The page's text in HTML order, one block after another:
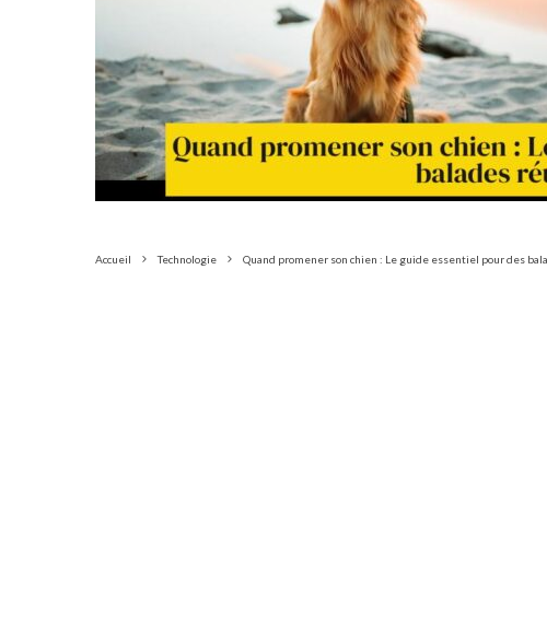
Accueil Technologie Quand promener son chien : Le guide essentiel pour des